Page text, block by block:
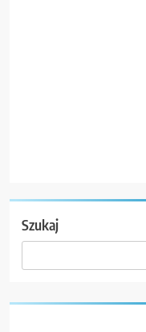
Szukaj